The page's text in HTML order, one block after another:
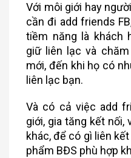
Với môi giới hay
cần đi add friends
tiềm năng là khách
giữ liên lạc và
mới, đến khi họ có
liên lạc bạn.
Và có cả việc add
giới, gia tăng kết nối,
khác, để có gì liên
phẩm BĐS phù hợp